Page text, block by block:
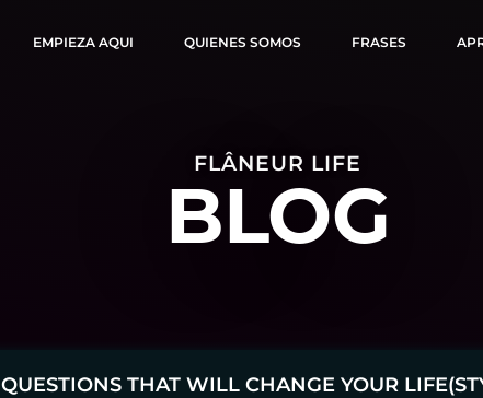
EMPIEZA AQUI QUIENES SOMOS FRASES
FLÂNEUR LIFE
BLOG
QUESTIONS THAT WILL CHANGE YOUR